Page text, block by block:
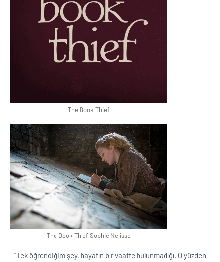
The Book Thief
The Book Thief Sophie Nelisse
''Tek öğrendiğim şey, hayatın bir vaatte bulunmadığı. O yüzden